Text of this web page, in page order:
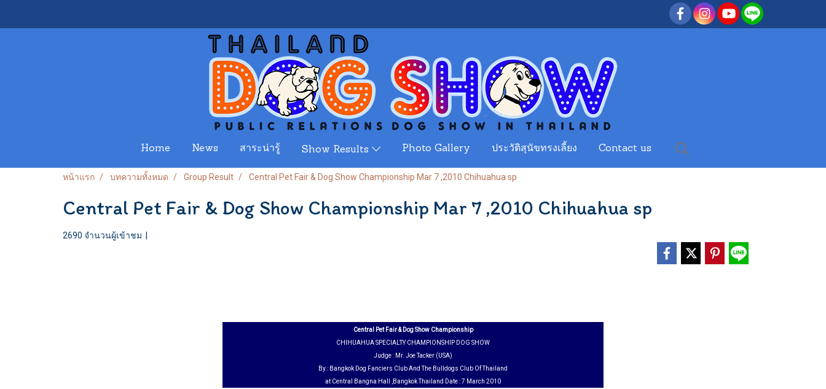
Home News สาระน่ารู้ Show Results Photo Gallery ประวัติสุนัขทรงเลี้ยง Contact us
หน้าแรก บทความทั้งหมด Group Result Central Pet Fair & Dog Show Championship Mar 7 ,2010 Chihuahua sp
Central Pet Fair & Dog Show Championship Mar 7 ,2010 Chihuahua sp
2690 จำนวนผู้เข้าชม |
Central Pet Fair & Dog Show Championship
CHIHUAHUA SPECIALTY CHAMPIONSHIP DOG SHOW
Judge : Mr. Joe Tacker (USA)
By : Bangkok Dog Fanciers Club And The Bulldogs Club Of Thailand
at Central Bangna Hall ,Bangkok Thailand Date : 7 March 2010